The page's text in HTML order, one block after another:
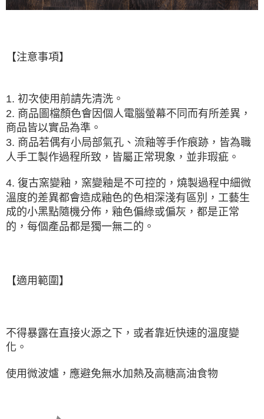
【注意事項】
1. 初次使用前請先清洗。
2. 商品圖檔顏色會因個人電腦螢幕不同而有所差異，
商品皆以實品為準。
3. 商品若偶有小局部氣孔、流釉等手作痕跡，皆為職
人手工製作過程所致，皆屬正常現象，並非瑕疵。
4. 復古窯變釉，窯變釉是不可控的 ，燒製過程中細微
溫度的差異都會造成釉色的色相深淺有區別，工藝生
成的小黑點隨機分佈，釉色偏綠或偏灰，都是正常
的，每個產品都是獨一無二的。
【適用範圍】
不得暴露在直接火源之下，或者靠近快速的溫度變
化。
使用微波爐，應避免無水加熱及高糖高油食物